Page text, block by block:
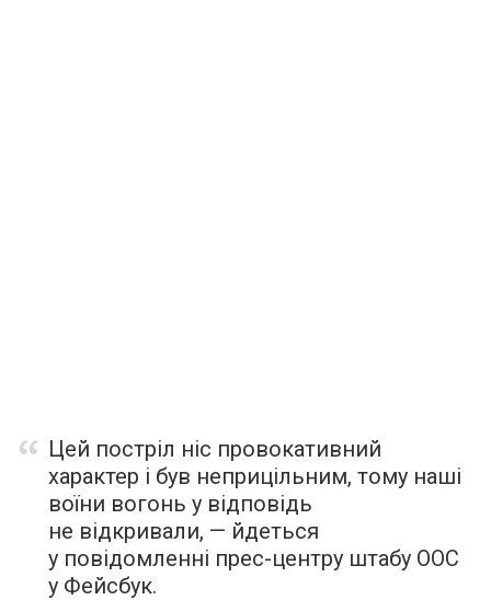
Цей постріл ніс провокативний
характер і був неприцільним, тому наші
воїни вогонь у відповідь
не відкривали, — йдеться
у повідомленні прес-центру штабу ООС
у Фейсбук.